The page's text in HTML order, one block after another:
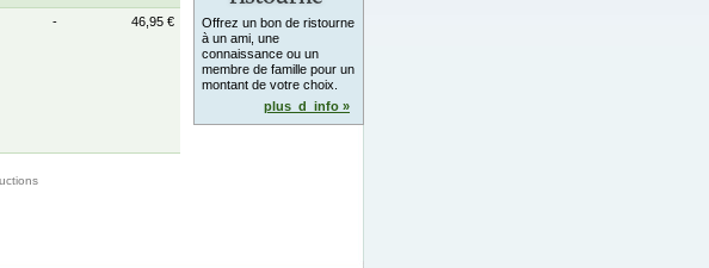
- 46,95 €
Offrez un bon de ristourne
à un ami, une
connaissance ou un
membre de famille pour un
montant de votre choix.
plus_d_info »